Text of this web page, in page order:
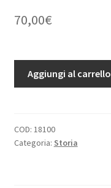
70,00€
quantità
Aggiungi al carrello
COD: 18100
Categoria: Storia